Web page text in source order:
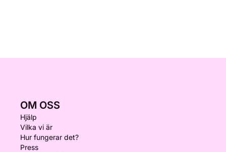
OM OSS
Hjälp
Vilka vi är
Hur fungerar det?
Press